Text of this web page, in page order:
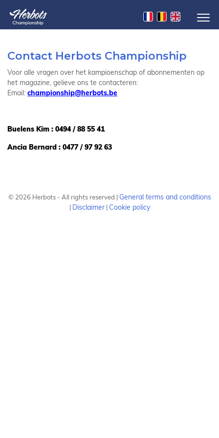
Contact Herbots Championship
Voor alle vragen over het kampioenschap of abonnementen op
het magazine, gelieve ons te contacteren:
Email: championship@herbots.be
Buelens Kim : 0494 / 88 55 41
Ancia Bernard : 0477 / 97 92 63
© 2026 Herbots - All rights reserved | General terms and conditions
| Disclaimer| Cookie policy